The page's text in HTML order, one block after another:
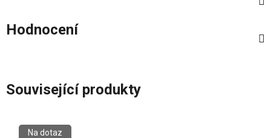
Hodnocení
Související produkty
Na dotaz